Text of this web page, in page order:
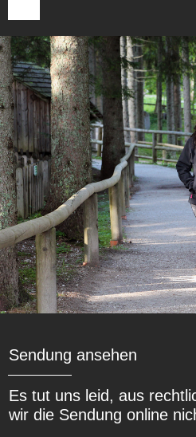
Sendung ansehen
Es tut uns leid, aus
wir die Sendung online